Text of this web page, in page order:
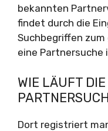
bekannten
findet durch die
Suchbegriffen
eine Partnersuche
WIE LÄUFT
Dort registriert